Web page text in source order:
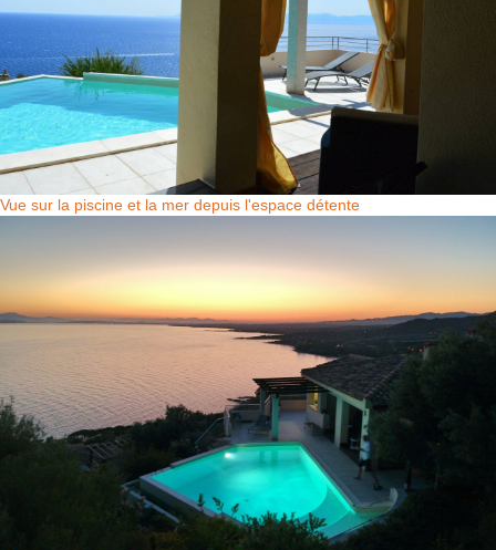
Vue sur la piscine et la mer depuis l'espace détente